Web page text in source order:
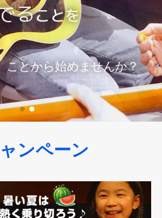
ることを
ことから始めませんか？
ことから始めませんか？
ることを
ことから始めませんか？
ことから始めませんか？
ンペーン